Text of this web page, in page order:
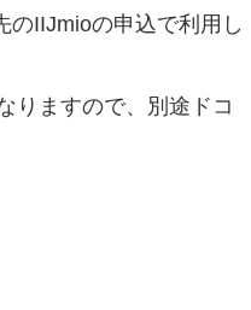
IIJmioの申込で利用し
りますので、別途ドコ